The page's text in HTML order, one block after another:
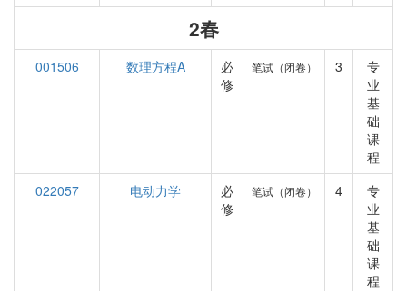
2春
001506 数理方程A
必
修
笔试（闭卷） 3
专
业
基
础
课
程
022057
电动力学
必
修
笔试（闭卷） 4
专
业
基
础
课
程